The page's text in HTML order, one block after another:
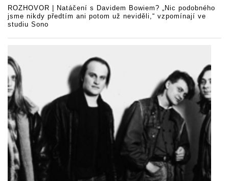
ROZHOVOR | Natáčení s Davidem Bowiem? „Nic podobného
jsme nikdy předtím ani potom už neviděli,“ vzpomínají ve
studiu Sono